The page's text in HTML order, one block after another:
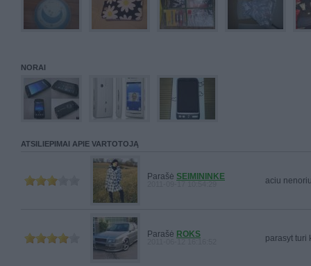
NORAI
ATSILIEPIMAI APIE VARTOTOJĄ
Parašė SEIMININKE aciu
Parašė ROKS parasyt turi